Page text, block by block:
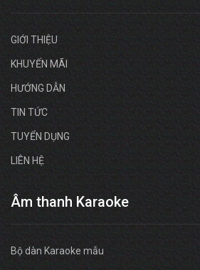
GIỚI THIỆU
KHUYẾN MÃI
HƯỚNG DẪN
TIN TỨC
TUYỂN DỤNG
LIÊN HỆ
Âm thanh Karaoke
Bộ dàn Karaoke mẫu